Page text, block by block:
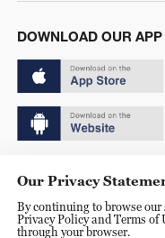
DOWNLOAD OUR APP
京ICP备20000184号
京公网安备
Our Privacy
By continuing to browse our
Privacy Policy and Terms of
through your browser.